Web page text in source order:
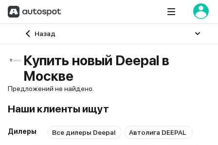
Назад
Главная
Купить новый Deepal в
Москве
Предложений не найдено.
Наши клиенты ищут
Дилеры Все дилеры Deepal Автолига DEEPAL